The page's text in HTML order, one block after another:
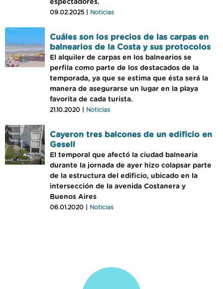
espectadores.
09.02.2025 | Noticias
Cuáles son los precios de las carpas en
balnearios de la Costa y sus protocolos
El alquiler de carpas en los balnearios se
perfila como parte de los destacados de la
temporada, ya que se estima que ésta será la
manera de asegurarse un lugar en la playa
favorita de cada turista.
21.10.2020 | Noticias
Cayeron tres balcones de un edificio en
Gesell
El temporal que afectó la ciudad balnearia
durante la jornada de ayer hizo colapsar parte
de la estructura del edificio, ubicado en la
intersección de la avenida Costanera y
Buenos Aires
06.01.2020 | Noticias